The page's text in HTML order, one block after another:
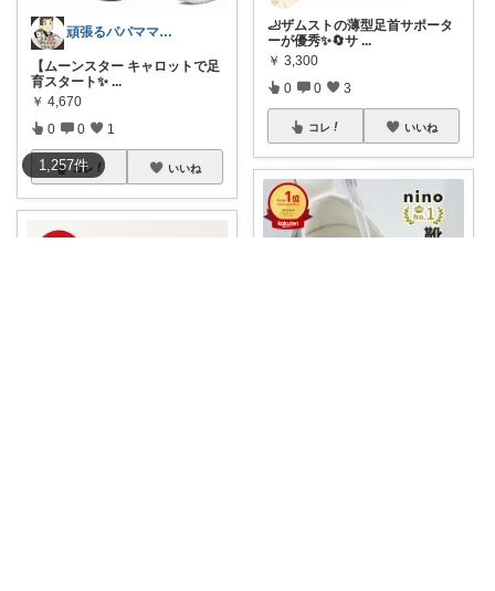
1,257件
頑張るパパママ応援隊@育児・子供用品紹介
【ムーンスター キャロットで足
育スタート✨ ...
￥ 4,670
0 0 1
コレ いいね
🦶ザムストの薄型足首サポータ
ーが優秀✨🔄サ ...
￥ 3,300
0 0 3
コレ いいね